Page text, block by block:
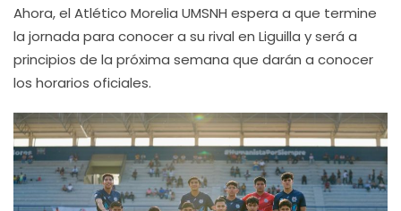
Ahora, el Atlético Morelia UMSNH espera a que termine
la jornada para conocer a su rival en Liguilla y será a
principios de la próxima semana que darán a conocer
los horarios oficiales.